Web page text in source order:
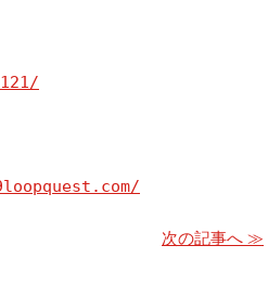
次の記事へ ≫